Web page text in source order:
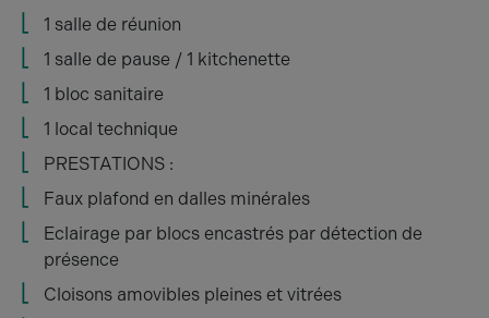
1 salle de réunion
1 salle de pause / 1 kitchenette
1 bloc sanitaire
1 local technique
PRESTATIONS :
Faux plafond en dalles minérales
Eclairage par blocs encastrés par détection de
présence
Cloisons amovibles pleines et vitrées